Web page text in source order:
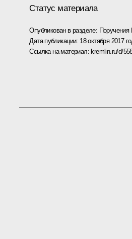
Статус материала
Опубликован в разделе: Поручения
Дата публикации: 18 октября 2017
Ссылка на материал: kremlin.ru/d/